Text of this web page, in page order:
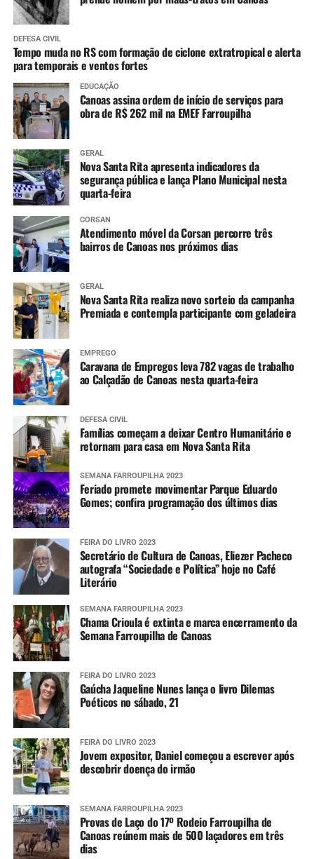
DEFESA CIVIL
Tempo muda no RS com formação de ciclone extratropical e alerta
para temporais e ventos fortes
EDUCAÇÃO
Canoas assina ordem de início de serviços para
obra de R$ 262 mil na EMEF Farroupilha
GERAL
Nova Santa Rita apresenta indicadores da
segurança pública e lança Plano Municipal nesta
quarta-feira
CORSAN
Atendimento móvel da Corsan percorre três
bairros de Canoas nos próximos dias
GERAL
Nova Santa Rita realiza novo sorteio da campanha
Premiada e contempla participante com geladeira
EMPREGO
Caravana de Empregos leva 782 vagas de trabalho
ao Calçadão de Canoas nesta quarta-feira
DEFESA CIVIL
Famílias começam a deixar Centro Humanitário e
retornam para casa em Nova Santa Rita
SEMANA FARROUPILHA 2023
Feriado promete movimentar Parque Eduardo
Gomes; confira programação dos últimos dias
FEIRA DO LIVRO 2023
Secretário de Cultura de Canoas, Eliezer Pacheco
autografa “Sociedade e Política” hoje no Café
Literário
SEMANA FARROUPILHA 2023
Chama Crioula é extinta e marca encerramento da
Semana Farroupilha de Canoas
FEIRA DO LIVRO 2023
Gaúcha Jaqueline Nunes lança o livro Dilemas
Poéticos no sábado, 21
FEIRA DO LIVRO 2023
Jovem expositor, Daniel começou a escrever após
descobrir doença do irmão
SEMANA FARROUPILHA 2023
Provas de Laço do 17º Rodeio Farroupilha de
Canoas reúnem mais de 500 laçadores em três
dias